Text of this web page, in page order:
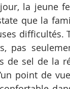
la jeune
que la
difficultés.
pas
de sel de la
point de